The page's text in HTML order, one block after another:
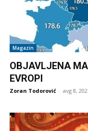
Magazin
OBJAVLJENA
EVROPI
Zoran Todorović - avg 8,